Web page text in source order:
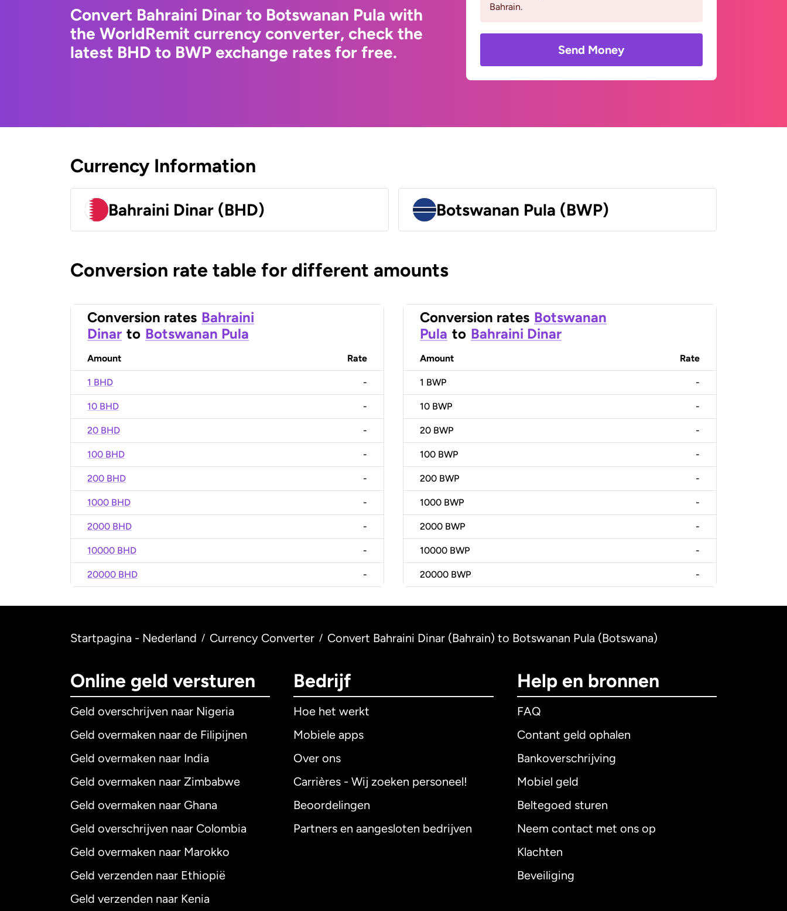
Convert Bahraini Dinar to Botswanan Pula with
the WorldRemit currency converter, check the
latest BHD to BWP exchange rates for free.
Bahrain.
Send Money
Currency Information
Bahraini Dinar (BHD) Botswanan Pula (BWP)
Conversion rate table for different amounts
Conversion rates Bahraini
Dinar to Botswanan Pula
Amount Rate
1 BHD -
10 BHD -
20 BHD -
100 BHD -
200 BHD -
1000 BHD -
2000 BHD -
10000 BHD -
20000 BHD -
Conversion rates Botswanan
Pula to Bahraini Dinar
Amount Rate
1 BWP -
10 BWP -
20 BWP -
100 BWP -
200 BWP -
1000 BWP -
2000 BWP -
10000 BWP -
20000 BWP -
Startpagina - Nederland / Currency Converter / Convert Bahraini Dinar (Bahrain) to Botswanan Pula (Botswana)
Online geld versturen
Geld overschrijven naar Nigeria
Geld overmaken naar de Filipijnen
Geld overmaken naar India
Geld overmaken naar Zimbabwe
Geld overmaken naar Ghana
Geld overschrijven naar Colombia
Geld overmaken naar Marokko
Geld verzenden naar Ethiopië
Geld verzenden naar Kenia
Bedrijf
Hoe het werkt
Mobiele apps
Over ons
Carrières - Wij zoeken personeel!
Beoordelingen
Partners en aangesloten bedrijven
Help en bronnen
FAQ
Contant geld ophalen
Bankoverschrijving
Mobiel geld
Beltegoed sturen
Neem contact met ons op
Klachten
Beveiliging